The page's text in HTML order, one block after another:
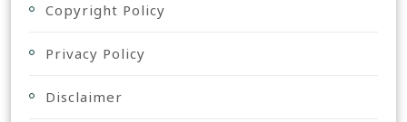
Copyright Policy
Privacy Policy
Disclaimer